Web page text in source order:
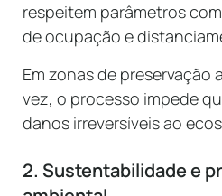
respeitem parâmetros
de ocupação e
Em zonas de preservação
vez, o processo impede
danos irreversíveis ao
2. Sustentabilidade e